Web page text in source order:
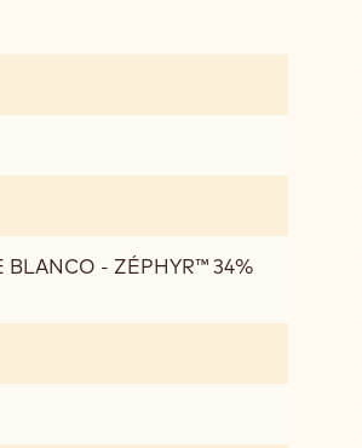
- ZÉPHYR™ 34%